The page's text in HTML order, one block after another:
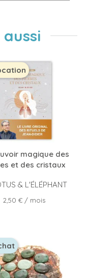
magique des
et des cristaux
& L'ÉLÉPHANT
Prix
2,50 € / mois